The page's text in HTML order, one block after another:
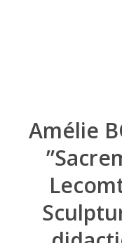
Amélie